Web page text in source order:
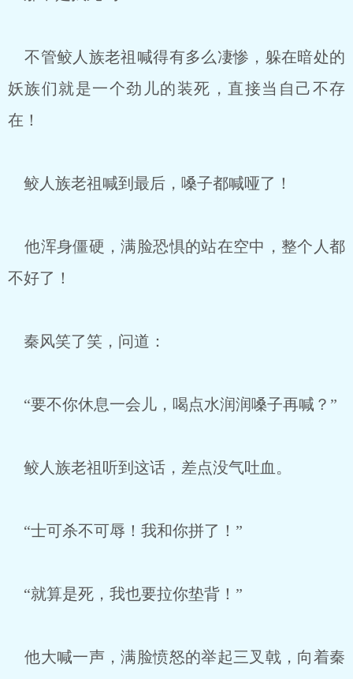
不管鲛人族老祖喊得有多么凄惨，躲在暗处的
妖族们就是一个劲儿的装死，直接当自己不存
在！
鲛人族老祖喊到最后，嗓子都喊哑了！
他浑身僵硬，满脸恐惧的站在空中，整个人都
不好了！
秦风笑了笑，问道：
“要不你休息一会儿，喝点水润润嗓子再喊？”
鲛人族老祖听到这话，差点没气吐血。
“士可杀不可辱！我和你拼了！”
“就算是死，我也要拉你垫背！”
他大喊一声，满脸愤怒的举起三叉戟，向着秦